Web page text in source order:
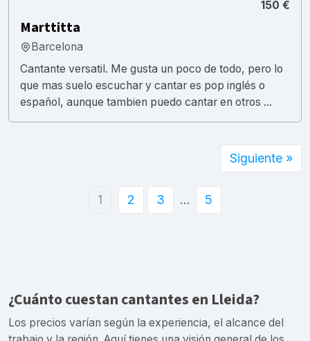
150 €
Marttitta
Barcelona
Cantante versatil. Me gusta un poco de todo, pero lo
que mas suelo escuchar y cantar es pop inglés o
español, aunque tambien puedo cantar en otros ...
1 2 3 … 5
Siguiente »
¿Cuánto cuestan cantantes en Lleida?
Los precios varían según la experiencia, el alcance del